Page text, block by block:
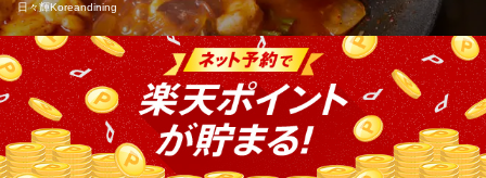
ＪＲ大阪環状線玉造駅 徒歩1分
大阪府大阪市東成区東小橋1-1-2
日々輝Koreandining
韓国・釜山発祥の海鮮ホルモン鍋「ナッコプセ」を看板メニュー
として提供。テナガダコ・海老・ホルモン・野菜・春雨等を旨辛
タレで煮込み、旨味と辛さが一体となった一品は、韓国本場の味
わいを感じられる逸品です。辛さは「小辛〜激辛」まで選べるた
め、辛い物が苦手な方からしっかり辛さを求める方まで幅広く楽